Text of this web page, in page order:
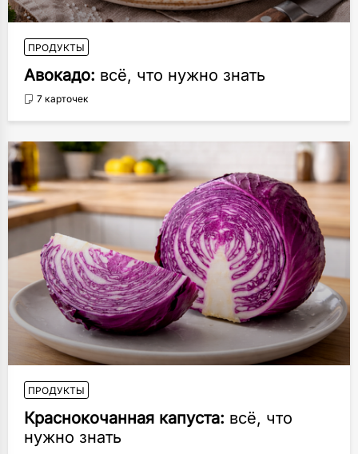
ПРОДУКТЫ
Авокадо: всё, что нужно знать
7 карточек
ПРОДУКТЫ
Краснокочанная капуста: всё, что
нужно знать